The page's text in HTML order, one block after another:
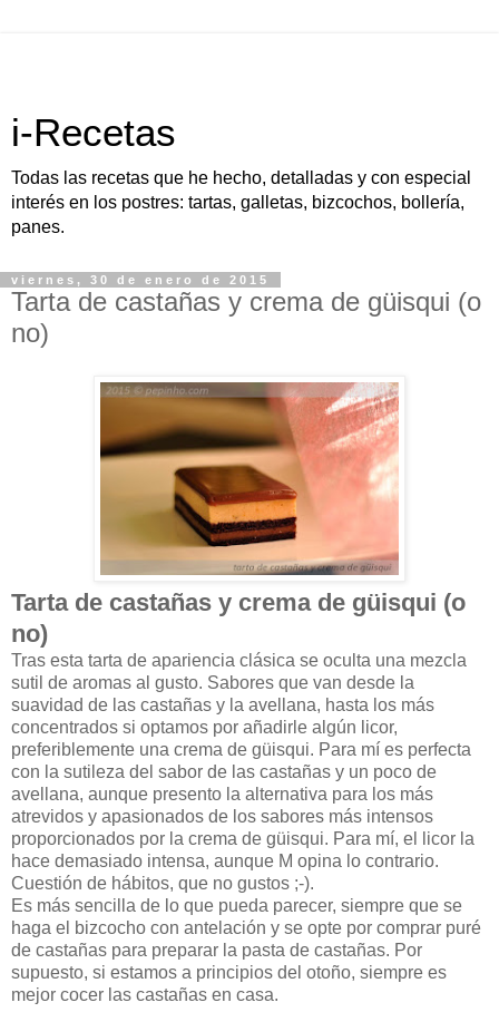
i-Recetas
Todas las recetas que he hecho, detalladas y con especial
interés en los postres: tartas, galletas, bizcochos, bollería,
panes.
viernes, 30 de enero de 2015
Tarta de castañas y crema de güisqui (o
no)
Tarta de castañas y crema de güisqui (o
no)
Tras esta tarta de apariencia clásica se oculta una mezcla
sutil de aromas al gusto. Sabores que van desde la
suavidad de las castañas y la avellana, hasta los más
concentrados si optamos por añadirle algún licor,
preferiblemente una crema de güisqui. Para mí es perfecta
con la sutileza del sabor de las castañas y un poco de
avellana, aunque presento la alternativa para los más
atrevidos y apasionados de los sabores más intensos
proporcionados por la crema de güisqui. Para mí, el licor la
hace demasiado intensa, aunque M opina lo contrario.
Cuestión de hábitos, que no gustos ;-).
Es más sencilla de lo que pueda parecer, siempre que se
haga el bizcocho con antelación y se opte por comprar puré
de castañas para preparar la pasta de castañas. Por
supuesto, si estamos a principios del otoño, siempre es
mejor cocer las castañas en casa.